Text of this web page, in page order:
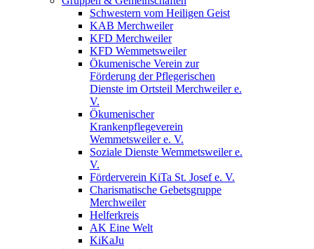
Schwestern vom Heiligen Geist
KAB Merchweiler
KFD Merchweiler
KFD Wemmetsweiler
Ökumenische Verein zur
Förderung der Pflegerischen
Dienste im Ortsteil Merchweiler e.
V.
Ökumenischer
Krankenpflegeverein
Wemmetsweiler e. V.
Soziale Dienste Wemmetsweiler e.
V.
Förderverein KiTa St. Josef e. V.
Charismatische Gebetsgruppe
Merchweiler
Helferkreis
AK Eine Welt
KiKaJu